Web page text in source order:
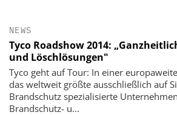
NEWS
Tyco Roadshow 2014:
und Löschlösungen"
Tyco geht auf Tour: In einer
das weltweit größte ausschließlich auf
Brandschutz spezialisierte
Brandschutz- u...